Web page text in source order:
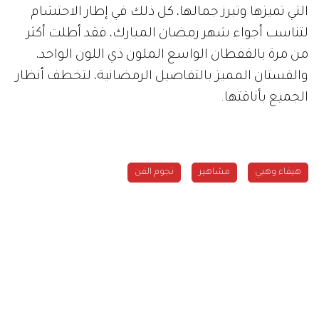
التي تميزها وتبرز جمالها، كل ذلك في إطار الاحتشام
لتناسب أجواء شهر رمضان المبارك، فقد أطلت أكثر
من مرة بالقفطان الواسع الملون ذي اللون الواحد،
والفستان المميز بالتفاصيل الرمضانية، لتخطف أنظار
الجميع بأناقتها.
هيفاء وهبي مشاهير نجوم الفن